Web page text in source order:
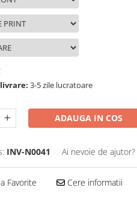
3-5 zile lucratoare
ADAUGA IN COS
INV-N0041 Ai nevoie de ajutor?
Favorite Cere informatii